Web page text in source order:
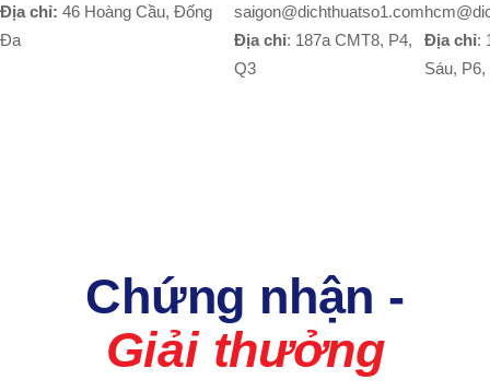
Địa chỉ: 46 Hoàng Cầu, Đống
Đa
saigon@dichthuatso1.com
Địa chỉ: 187a CMT8, P4,
Q3
Địa chỉ:
Sáu, P6,
Chứng nhận -
Giải thưởng